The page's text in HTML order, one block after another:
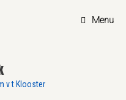
Menu
v t Klooster